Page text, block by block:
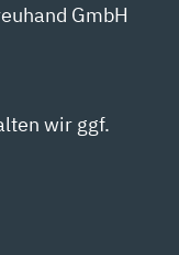
GmbH
wir ggf.